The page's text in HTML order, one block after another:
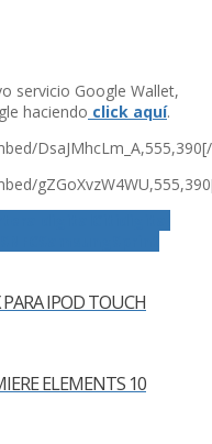
servicio Google Wallet,
haciendo click aquí­.
IPOD TOUCH
ELEMENTS 10